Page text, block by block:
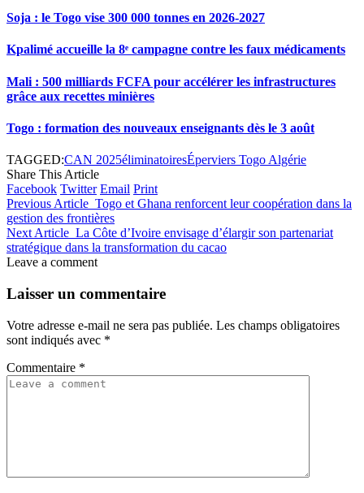
Soja : le Togo vise 300 000 tonnes en 2026-2027
Kpalimé accueille la 8ᵉ campagne contre les faux médicaments
Mali : 500 milliards FCFA pour accélérer les infrastructures
grâce aux recettes minières
Togo : formation des nouveaux enseignants dès le 3 août
TAGGED:CAN 2025éliminatoiresÉperviers Togo Algérie
Share This Article
Facebook Twitter Email Print
Previous Article Togo et Ghana renforcent leur coopération dans la
gestion des frontières
Next Article La Côte d’Ivoire envisage d’élargir son partenariat
stratégique dans la transformation du cacao
Leave a comment
Laisser un commentaire
Votre adresse e-mail ne sera pas publiée. Les champs obligatoires
sont indiqués avec *
Commentaire *